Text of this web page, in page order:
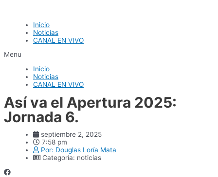
Inicio
Noticias
CANAL EN VIVO
Menu
Inicio
Noticias
CANAL EN VIVO
Así va el Apertura 2025:
Jornada 6.
septiembre 2, 2025
7:58 pm
Por: Douglas Loría Mata
Categoría: noticias